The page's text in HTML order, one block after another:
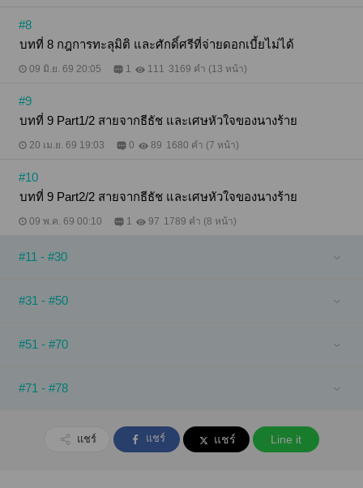
#8
บทที่ 8 กฎการทะลุมิติ และศักดิ์ศรีที่จ่ายดอกเบี้ยไม่ได้
09 มิ.ย. 69 20:05 1 111 3169 คำ (13 หน้า)
#9
บทที่ 9 Part1/2 สายจากธีธัช และเศษหัวใจของนางร้าย
20 เม.ย. 69 19:03 0 89 1680 คำ (7 หน้า)
#10
บทที่ 9 Part2/2 สายจากธีธัช และเศษหัวใจของนางร้าย
09 พ.ค. 69 00:10 1 97 1789 คำ (8 หน้า)
#11 - #30
#31 - #50
#51 - #70
#71 - #78
แชร์ แชร์ แชร์ Line it